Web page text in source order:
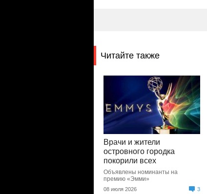
Читайте также
Врачи и жители
островного городка
покорили всех
Объявлены номинанты на
премию «Эмми»
08 июля 2026 3